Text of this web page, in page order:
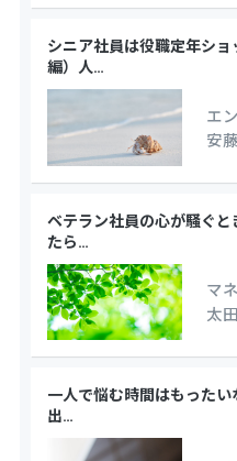
シニア社員は役職定年シ
編）人…
エ
安
ベテラン社員の心が騒ぐ
たら…
マ
太
一人で悩む時間はもった
出…